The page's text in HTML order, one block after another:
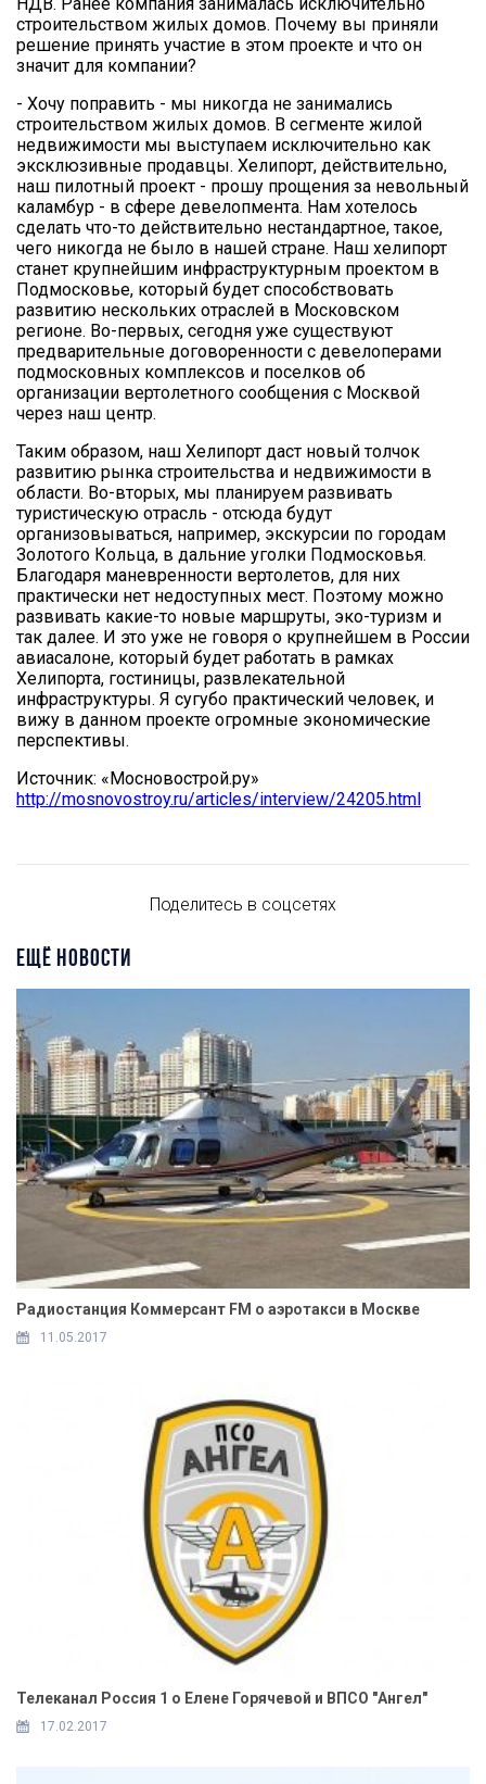
строительством жилых домов. Почему вы приняли
решение принять участие в этом проекте и что он
значит для компании?
- Хочу поправить - мы никогда не занимались
строительством жилых домов. В сегменте жилой
недвижимости мы выступаем исключительно как
эксклюзивные продавцы. Хелипорт, действительно,
наш пилотный проект - прошу прощения за невольный
каламбур - в сфере девелопмента. Нам хотелось
сделать что-то действительно нестандартное, такое,
чего никогда не было в нашей стране. Наш хелипорт
станет крупнейшим инфраструктурным проектом в
Подмосковье, который будет способствовать
развитию нескольких отраслей в Московском
регионе. Во-первых, сегодня уже существуют
предварительные договоренности с девелоперами
подмосковных комплексов и поселков об
организации вертолетного сообщения с Москвой
через наш центр.
Таким образом, наш Хелипорт даст новый толчок
развитию рынка строительства и недвижимости в
области. Во-вторых, мы планируем развивать
туристическую отрасль - отсюда будут
организовываться, например, экскурсии по городам
Золотого Кольца, в дальние уголки Подмосковья.
Благодаря маневренности вертолетов, для них
практически нет недоступных мест. Поэтому можно
развивать какие-то новые маршруты, эко-туризм и
так далее. И это уже не говоря о крупнейшем в России
авиасалоне, который будет работать в рамках
Хелипорта, гостиницы, развлекательной
инфраструктуры. Я сугубо практический человек, и
вижу в данном проекте огромные экономические
перспективы.
Источник: «Мосновострой.ру»
http://mosnovostroy.ru/articles/interview/24205.html
Поделитесь в соцсетях
ЕЩЁ НОВОСТИ
Радиостанция Коммерсант FM о аэротакси в Москве
11.05.2017
Телеканал Россия 1 о Елене Горячевой и ВПСО "Ангел"
17.02.2017